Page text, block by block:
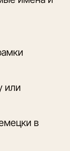
или
в